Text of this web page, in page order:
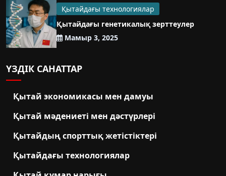
Қытайдағы технологиялар
Қытайдағы генетикалық зерттеулер
Мамыр 3, 2025
ҮЗДІК САНАТТАР
Қытай экономикасы мен дамуы
Қытай мәдениеті мен дәстүрлері
Қытайдың спорттық жетістіктері
Қытайдағы технологиялар